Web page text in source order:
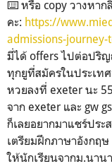
⌨️ หรือ copy วางหาก
คะ: https://
admissions-
มี่ได้ offers ไปต่อปริญ
ทุกยูที่สมัครในประเท
หวยลงที่ exeter นะ
จาก exeter และ gw
ก็เลยอยากมาแชร์ปร
เตรียมฝึกภาษาอังกฤ
ให้นักเรียนจากม.นาน